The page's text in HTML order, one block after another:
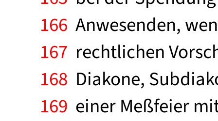
166 Anwesenden,
167 rechtlichen
168 Diakone,
169 einer Meßfeier